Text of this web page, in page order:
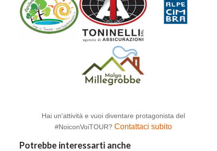
Hai un'attività e vuoi diventare protagonista del
#NoiconVoiTOUR? Contattaci subito
Potrebbe interessarti anche